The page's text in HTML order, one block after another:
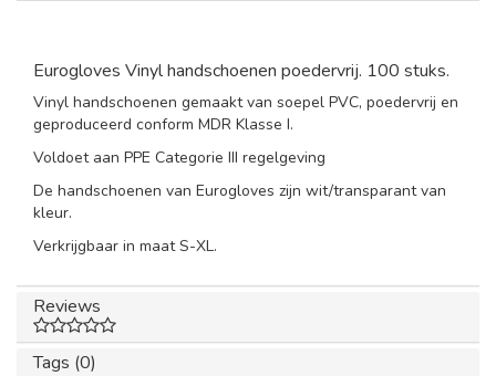
Eurogloves Vinyl handschoenen poedervrij. 100 stuks.
Vinyl handschoenen gemaakt van soepel PVC, poedervrij en
geproduceerd conform MDR Klasse I.
Voldoet aan PPE Categorie III regelgeving
De handschoenen van Eurogloves zijn wit/transparant van
kleur.
Verkrijgbaar in maat S-XL.
Reviews
Tags (0)